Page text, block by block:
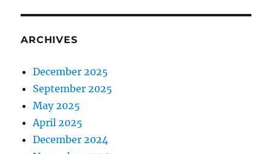
ARCHIVES
December 2025
September 2025
May 2025
April 2025
December 2024